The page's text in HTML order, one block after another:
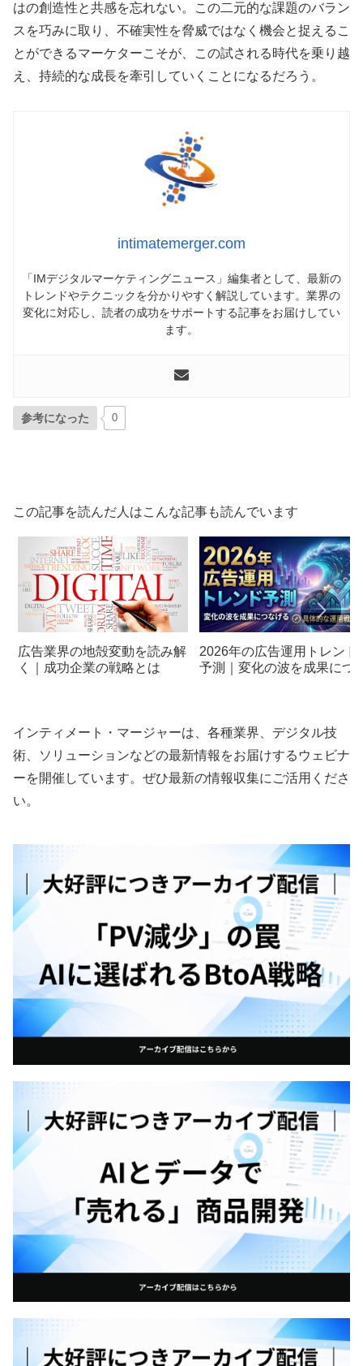
はの創造性と共感を忘れない。この二元的な課題のバラン
スを巧みに取り、不確実性を脅威ではなく機会と捉えるこ
とができるマーケターこそが、この試される時代を乗り越
え、持続的な成長を牽引していくことになるだろう。
intimatemerger.com
「IMデジタルマーケティングニュース」編集者として、最新の
トレンドやテクニックを分かりやすく解説しています。業界の
変化に対応し、読者の成功をサポートする記事をお届けしてい
ます。
参考になった 0
この記事を読んだ人はこんな記事も読んでいます
広告業界の地殻変動を読み解
く｜成功企業の戦略とは
2026年の広告運用トレンド
予測｜変化の波を成果につ
インティメート・マージャーは、各種業界、デジタル技
術、ソリューションなどの最新情報をお届けするウェビナ
ーを開催しています。ぜひ最新の情報収集にご活用くださ
い。